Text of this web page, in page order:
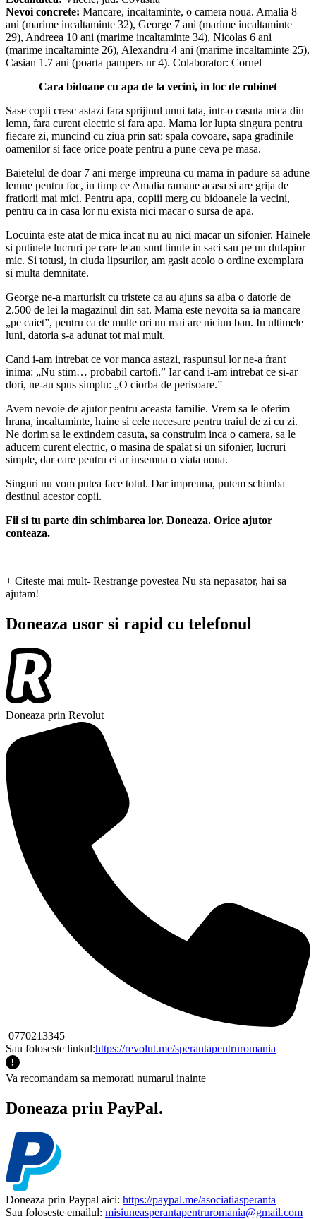
Nevoi concrete: Mancare, incaltaminte, o camera noua. Amalia 8
ani (marime incaltaminte 32), George 7 ani (marime incaltaminte
29), Andreea 10 ani (marime incaltaminte 34), Nicolas 6 ani
(marime incaltaminte 26), Alexandru 4 ani (marime incaltaminte 25),
Casian 1.7 ani (poarta pampers nr 4). Colaborator: Cornel
Cara bidoane cu apa de la vecini, in loc de robinet
Sase copii cresc astazi fara sprijinul unui tata, intr-o casuta mica din
lemn, fara curent electric si fara apa. Mama lor lupta singura pentru
fiecare zi, muncind cu ziua prin sat: spala covoare, sapa gradinile
oamenilor si face orice poate pentru a pune ceva pe masa.
Baietelul de doar 7 ani merge impreuna cu mama in padure sa adune
lemne pentru foc, in timp ce Amalia ramane acasa si are grija de
fratiorii mai mici. Pentru apa, copiii merg cu bidoanele la vecini,
pentru ca in casa lor nu exista nici macar o sursa de apa.
Locuinta este atat de mica incat nu au nici macar un sifonier. Hainele
si putinele lucruri pe care le au sunt tinute in saci sau pe un dulapior
mic. Si totusi, in ciuda lipsurilor, am gasit acolo o ordine exemplara
si multa demnitate.
George ne-a marturisit cu tristete ca au ajuns sa aiba o datorie de
2.500 de lei la magazinul din sat. Mama este nevoita sa ia mancare
„pe caiet”, pentru ca de multe ori nu mai are niciun ban. In ultimele
luni, datoria s-a adunat tot mai mult.
Cand i-am intrebat ce vor manca astazi, raspunsul lor ne-a frant
inima: „Nu stim… probabil cartofi.” Iar cand i-am intrebat ce si-ar
dori, ne-au spus simplu: „O ciorba de perisoare.”
Avem nevoie de ajutor pentru aceasta familie. Vrem sa le oferim
hrana, incaltaminte, haine si cele necesare pentru traiul de zi cu zi.
Ne dorim sa le extindem casuta, sa construim inca o camera, sa le
aducem curent electric, o masina de spalat si un sifonier, lucruri
simple, dar care pentru ei ar insemna o viata noua.
Singuri nu vom putea face totul. Dar impreuna, putem schimba
destinul acestor copii.
Fii si tu parte din schimbarea lor. Doneaza. Orice ajutor
conteaza.
+ Citeste mai mult- Restrange povestea Nu sta nepasator, hai sa
ajutam!
Doneaza usor si rapid cu telefonul
Doneaza prin Revolut
0770213345
Sau foloseste linkul:https://revolut.me/sperantapentruromania
Va recomandam sa memorati numarul inainte
Doneaza prin PayPal.
Doneaza prin Paypal aici: https://paypal.me/asociatiasperanta
Sau foloseste emailul: misiuneasperantapentruromania@gmail.com